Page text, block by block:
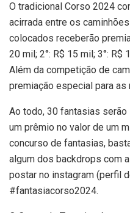
O tradicional Corso 2024
acirrada entre os
colocados receberão
20 mil; 2°: R$ 15 mil; 3°:
Além da competição de
premiação especial para
Ao todo, 30 fantasias
um prêmio no valor de um
concurso de fantasias,
algum dos backdrops com
postar no instagram (perfil
#fantasiacorso2024.